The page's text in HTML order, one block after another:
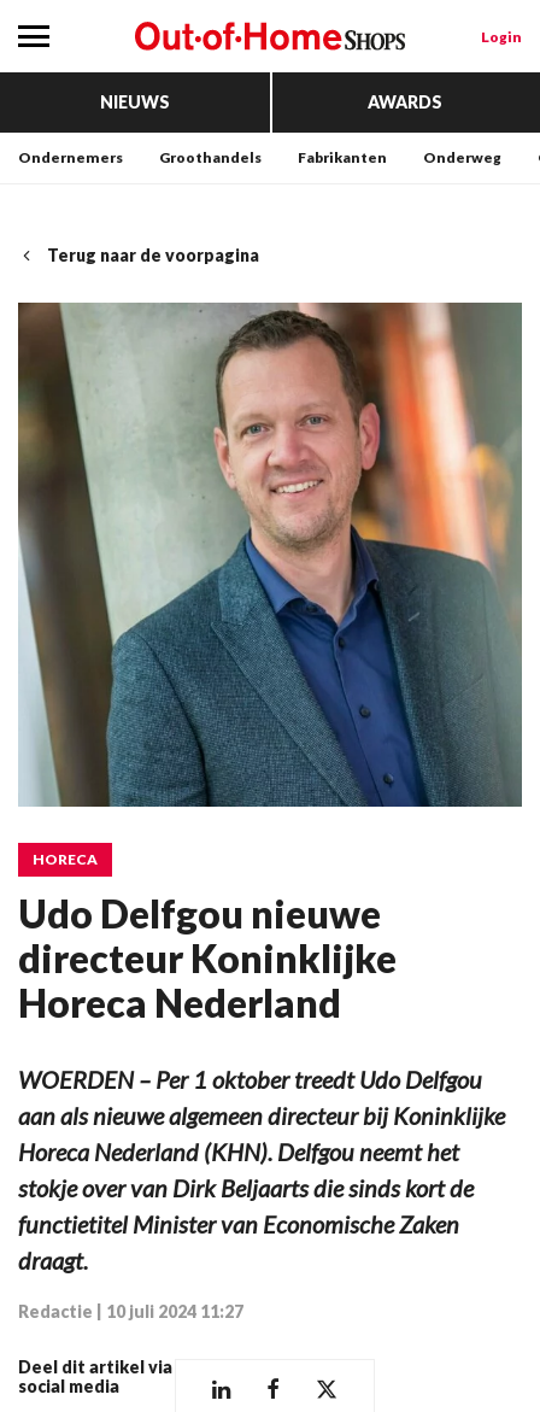
Login
NIEUWS AWARDS
Ondernemers Groothandels Fabrikanten Onderweg
Terug naar de voorpagina
HORECA
Udo Delfgou nieuwe
directeur Koninklijke
Horeca Nederland
WOERDEN – Per 1 oktober treedt Udo Delfgou
aan als nieuwe algemeen directeur bij Koninklijke
Horeca Nederland (KHN). Delfgou neemt het
stokje over van Dirk Beljaarts die sinds kort de
functietitel Minister van Economische Zaken
draagt.
Redactie 10 juli 2024 11:27
Deel dit artikel via
social media